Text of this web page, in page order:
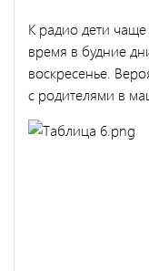
К радио дети
время в будние
воскресенье.
с родителями в